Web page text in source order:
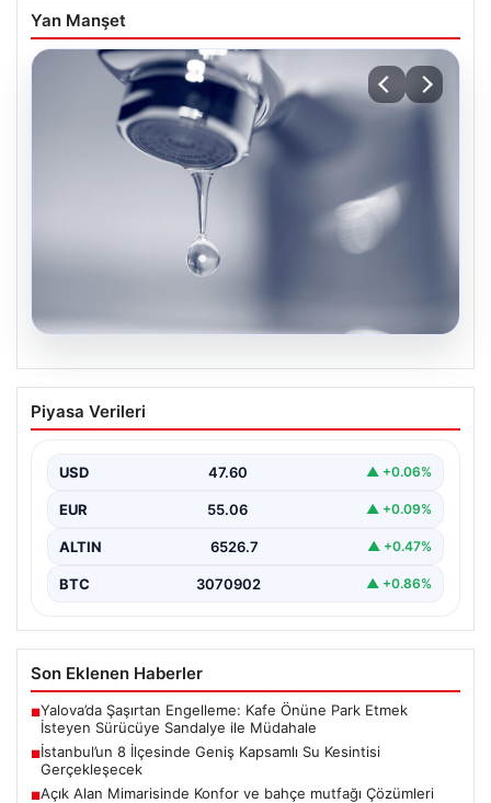
Yan Manşet
İstanbul’un 8 İlçesinde Geniş Kapsamlı
Su Kesintisi Gerçekleşecek
önemli altyapı yenileme çalışmaları kapsamında şehrin…
Piyasa Verileri
USD 47.60 ▲ +0.06%
EUR 55.06 ▲ +0.09%
ALTIN 6526.7 ▲ +0.47%
BTC 3070902 ▲ +0.86%
Son Eklenen Haberler
■Yalova’da Şaşırtan Engelleme: Kafe Önüne Park Etmek
İsteyen Sürücüye Sandalye ile Müdahale
■İstanbul’un 8 İlçesinde Geniş Kapsamlı Su Kesintisi
Gerçekleşecek
■Açık Alan Mimarisinde Konfor ve bahçe mutfağı Çözümleri